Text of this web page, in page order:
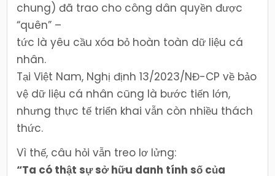
chung) đã trao cho công dân quyền được
“quên” –
tức là yêu cầu xóa bỏ hoàn toàn dữ liệu cá
nhân.
Tại Việt Nam, Nghị định 13/2023/NĐ-CP về bảo
vệ dữ liệu cá nhân cũng là bước tiến lớn,
nhưng thực tế triển khai vẫn còn nhiều thách
thức.
Vì thế, câu hỏi vẫn treo lơ lửng:
“Ta có thật sự sở hữu danh tính số của